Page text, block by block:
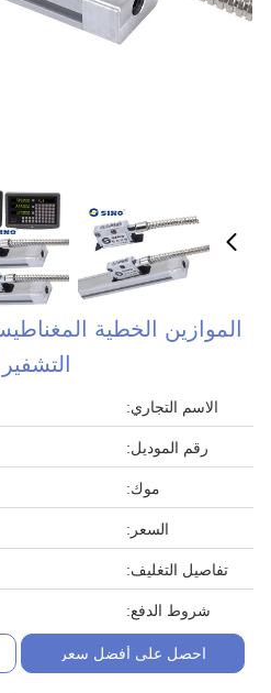
الاسم التجاري:
رقم الموديل:
موك:
السعر:
تفاصيل التغليف:
شروط الدفع:
احصل على أفضل سعر